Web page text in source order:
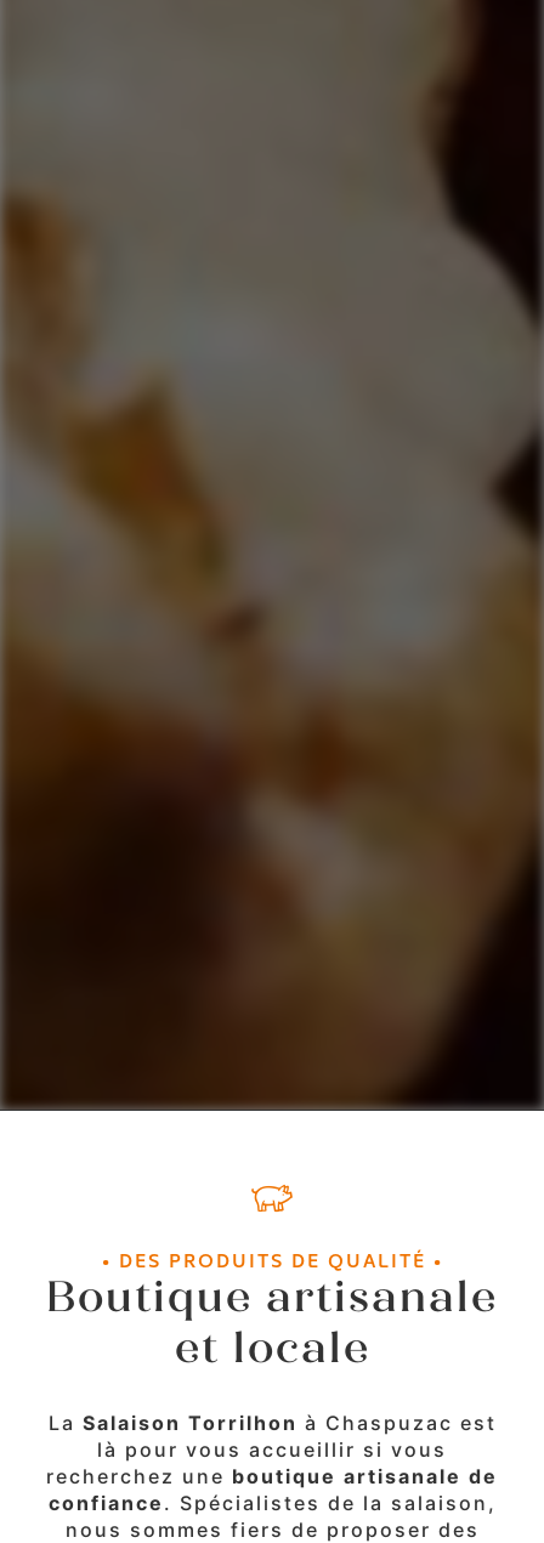
• DES PRODUITS DE QUALITÉ •
Boutique artisanale
et locale
La Salaison Torrilhon à Chaspuzac est
là pour vous accueillir si vous
recherchez une boutique artisanale de
confiance . Spécialistes de la salaison,
nous sommes fiers de proposer des